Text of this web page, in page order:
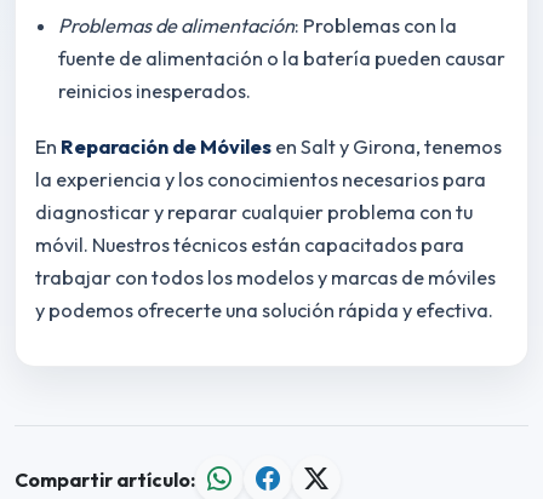
Problemas de alimentación: Problemas con la
fuente de alimentación o la batería pueden causar
reinicios inesperados.
En Reparación de Móviles en Salt y Girona, tenemos
la experiencia y los conocimientos necesarios para
diagnosticar y reparar cualquier problema con tu
móvil. Nuestros técnicos están capacitados para
trabajar con todos los modelos y marcas de móviles
y podemos ofrecerte una solución rápida y efectiva.
Compartir artículo: